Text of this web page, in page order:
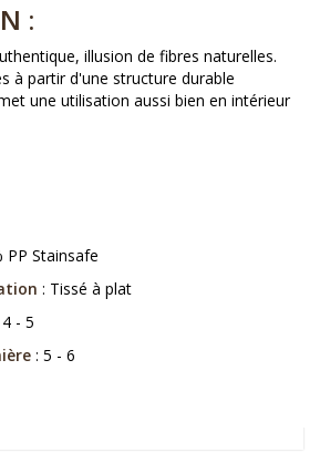
:
illusion de fibres naturelles.
à partir d'une structure durable
une utilisation aussi bien en intérieur
PP Stainsafe
: Tissé à plat
- 5
: 5 - 6